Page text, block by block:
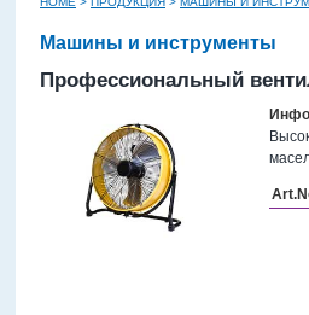
Машины и инструменты
Профессиональный